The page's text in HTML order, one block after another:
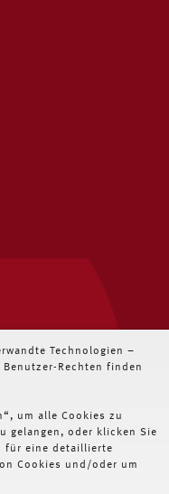
Technologien –
Rechten finden
um alle Cookies zu
gelangen, oder klicken Sie
für eine detaillierte
Cookies und/oder um